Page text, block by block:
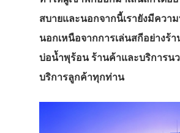
สบายและนอกจากนี้เรายังมีควา
นอกเหนือจากการเล่นสกีอย่างร้
บ่อน้ำพุร้อน ร้านค้าและบริการน
บริการลูกค้าทุกท่าน